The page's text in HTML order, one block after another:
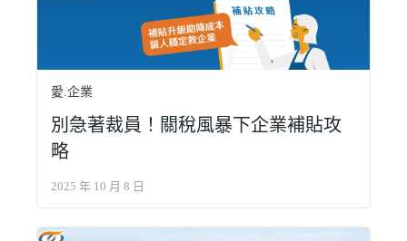
愛.企業
別急著裁員！關稅風暴下企業補貼攻
略
2025 年 10 月 8 日